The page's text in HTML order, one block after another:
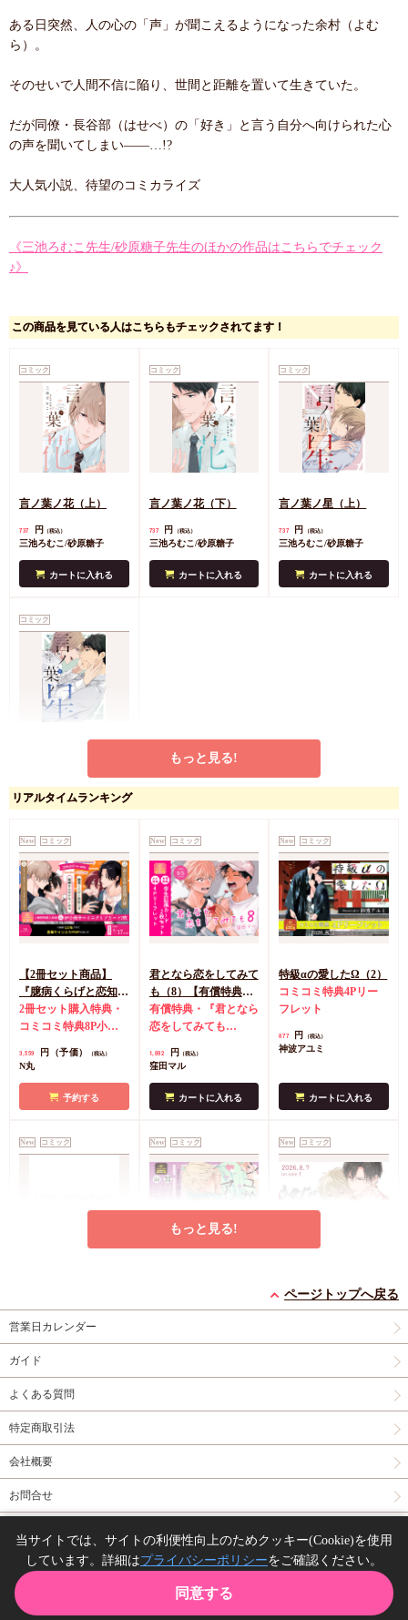
ある日突然、人の心の「声」が聞こえるようになった余村（よむ
ら）。
そのせいで人間不信に陥り、世間と距離を置いて生きていた。
だが同僚・長谷部（はせべ）の「好き」と言う自分へ向けられた心
の声を聞いてしまい――…!?
大人気小説、待望のコミカライズ
《三池ろむこ先生/砂原糖子先生のほかの作品はこちらでチェック
♪》
この商品を見ている人はこちらもチェックされてます！
コミック
言ノ葉ノ花（上）
737 円 （税込）
三池ろむこ/砂原糖子
カートに入れる
コミック
言ノ葉ノ花（下）
737 円 （税込）
三池ろむこ/砂原糖子
カートに入れる
コミック
言ノ葉ノ星（上）
737 円 （税込）
三池ろむこ/砂原糖子
カートに入れる
コミック
三池ろむこ/砂原糖子
もっと見る!
リアルタイムランキング
New コミック
【2冊セット商品】
『臆病くらげと恋知ら
ず【有償】+柴崎さん
のケモノみち【有
約キャンペーン(抽■
2冊セット購入特典・
コミコミ特典8P小冊
2枚
有償特典・『臆病
となの公式同人誌
償特典・『柴崎さんの
アクリルカードキーホ
店舗共通特典ペ
3,559 円（予価） （税込）
N丸
予約する
New コミック
君となら恋をしてみて
も（8）【有償特典・
学生証風カード2枚セ
ット】
有償特典・『君となら
恋をしてみても
ド2枚セット
1,892 円 （税込）
窪田マル
カートに入れる
New コミック
特級αの愛したΩ（2）
コミコミ特典4Pリー
フレット
877 円 （税込）
神波アユミ
カートに入れる
New コミック
小冊子＋箔押しA5ア
クリルボード】
有償特典・『エンドロ
ールは地獄まで
（3）』小冊子 有償特
典・『エンドロールは
地獄まで（3）』箔押
しA5アクリルボード
コミコミ特典8P小冊
子 コミコミ特典雑誌
風A5イラストカード
3,894
三ツ星しずく
予約する
New コミック
有償特典・『シュガー
コミコミ特典4Pリー
典ミニイラストカード
New コミック
特典・小冊子】
有償特典・『うなじに
New コミック
誘蛾灯に焦がれる【有
同人誌】
有償特典・『誘蛾灯に
New コミック
ぶギャルくん【有償特
New コミック
ず（単品）+柴崎さん
2冊セット購入特典・
もっと見る!
当サイトでは、サイトの利便性向上のためクッキー(Cookie)を使用
しています。詳細はプライバシーポリシーをご確認ください。
同意する
ページトップへ戻る
営業日カレンダー
ガイド
よくある質問
特定商取引法
会社概要
お問合せ
Copyright(C) comicomi studio. All right reserved.